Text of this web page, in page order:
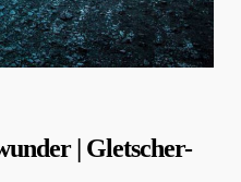
| Gletscher-